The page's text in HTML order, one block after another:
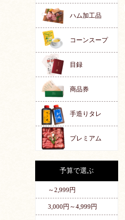
ハム加工品
コーンスープ
目録
商品券
手造りタレ
プレミアム
予算で選ぶ
～2,999円
3,000円～4,999円